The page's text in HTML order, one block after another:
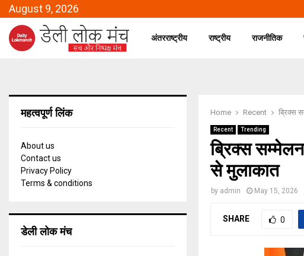
August 9, 2026
अंतरराष्ट्रीय राष्ट्रीय राजनीतिक
Home Recent ब्रिक्स
Recent Trending
ब्रिक्स
से मुलाकात
by admin May 15, 2026
SHARE 0
महत्वपूर्ण लिंक
About us
Contact us
Privacy Policy
Terms & conditions
डेली लोक मंच